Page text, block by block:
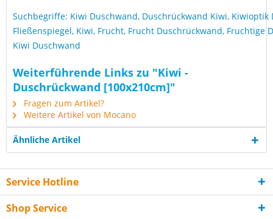
Suchbegriffe: Kiwi Duschwand, Duschrückwand Kiwi, Kiwioptik
Fließenspiegel, Kiwi, Frucht, Frucht Duschrückwand, Fruchtige
Kiwi Duschwand
Weiterführende Links zu "Kiwi -
Duschrückwand [100x210cm]"
Fragen zum Artikel?
Weitere Artikel von Mocano
Ähnliche Artikel
Service Hotline
Shop Service